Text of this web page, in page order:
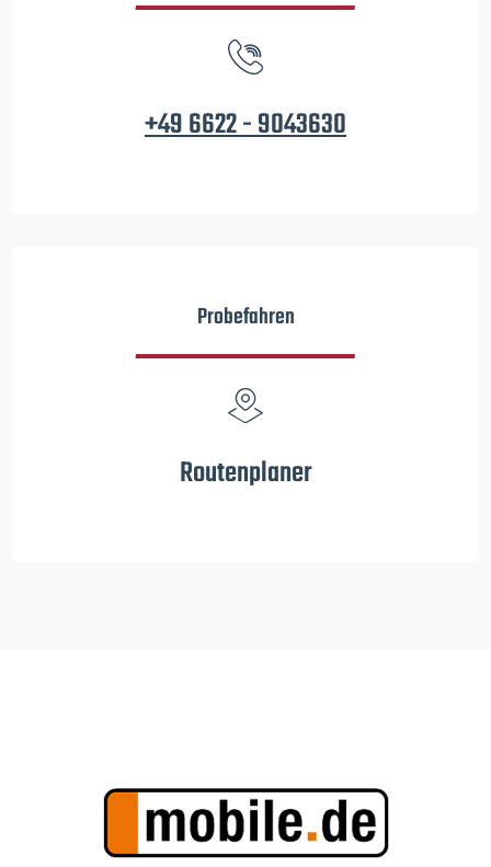
+49 6622 - 9043630
Probefahren
Routenplaner